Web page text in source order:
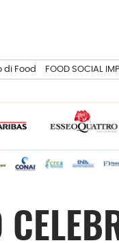
di Food FOOD SOCIAL